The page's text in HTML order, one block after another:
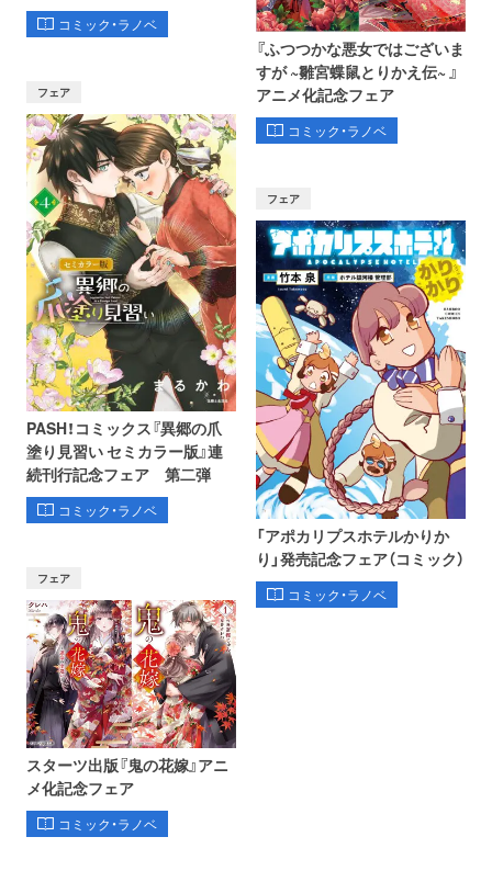
コミック・ラノベ
フェア
PASH！コミックス『異郷の爪
塗り見習い セミカラー版』連
続刊行記念フェア 第二弾
コミック・ラノベ
『ふつつかな悪女ではございま
すが ~雛宮蝶鼠とりかえ伝~ 』
アニメ化記念フェア
コミック・ラノベ
フェア
スターツ出版『鬼の花嫁』アニ
メ化記念フェア
コミック・ラノベ
フェア
「アポカリプスホテルかりか
り」発売記念フェア（コミック）
コミック・ラノベ